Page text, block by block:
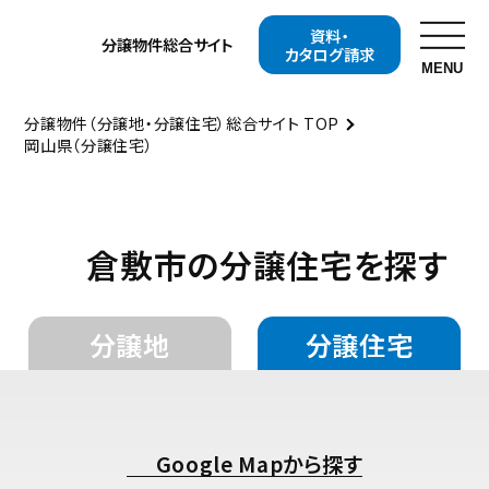
分譲物件総合サイト
資料・
カタログ請求
MENU
イベント
分譲住宅を探す
キャンペーンを探す
カタログ請求
セキスイハイムの特長
住まいの性能
分譲物件（分譲地・分譲住宅）総合サイト TOP
岡山県（分譲住宅）
倉敷市の分譲住宅を探す
分譲地 分譲住宅
Google Mapから探す